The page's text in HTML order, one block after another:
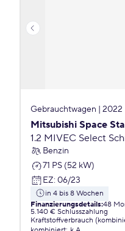
Gebrauchtwagen | 2022
Mitsubishi Space
1.2 MIVEC Select
Benzin
71 PS (52 kW)
EZ: 06/23
in 4 bis 8 Wochen
Finanzierungsdetails:48
5.140 € Schlusszahlung
Kraftstoffverbrauch